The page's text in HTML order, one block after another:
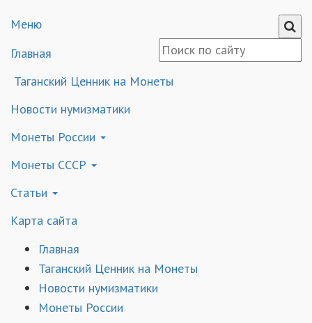
Меню
Главная
Таганский Ценник на Монеты
Новости нумизматики
Монеты России
Монеты СССР
Статьи
Карта сайта
Главная
Таганский Ценник на Монеты
Новости нумизматики
Монеты России